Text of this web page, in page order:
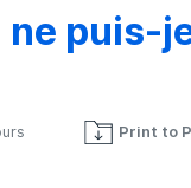
puis-
Print to